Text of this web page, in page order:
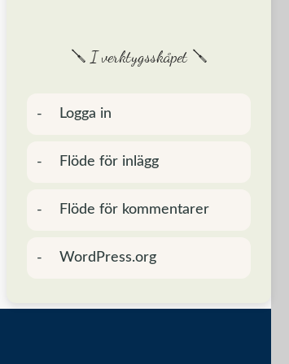
🪛 I verktygsskåpet 🪛
Logga in
Flöde för inlägg
Flöde för kommentarer
WordPress.org